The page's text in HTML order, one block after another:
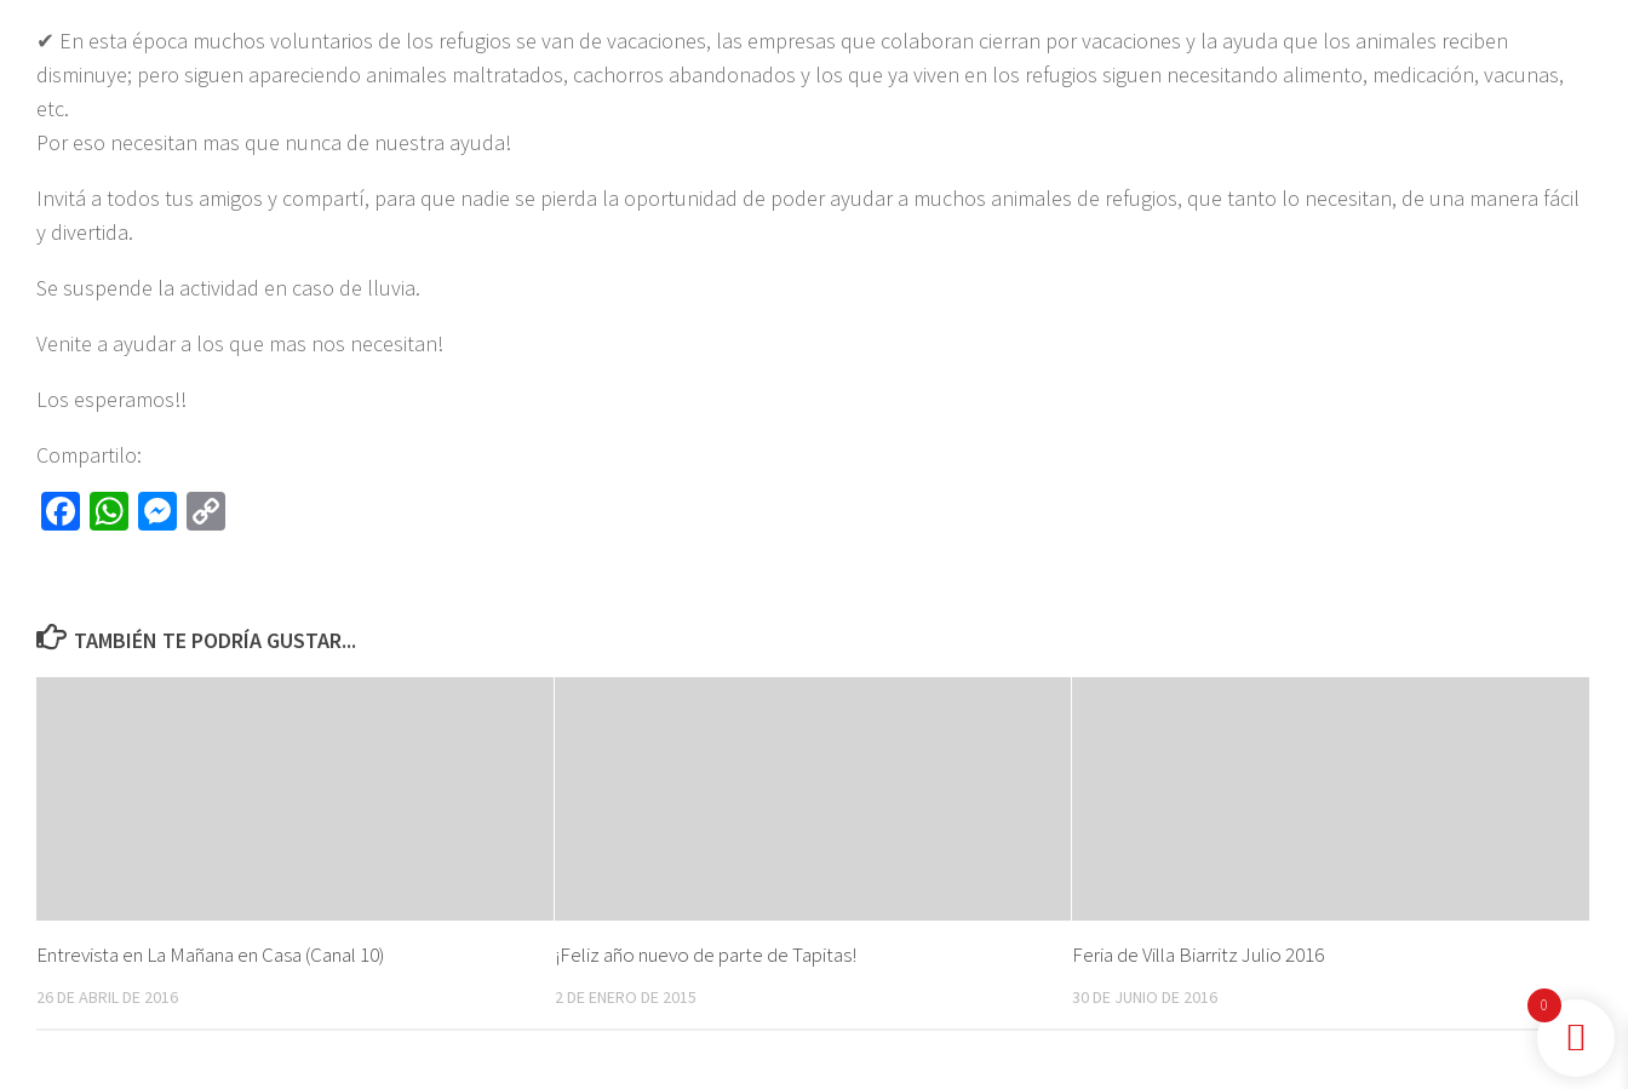
✔ En esta época muchos voluntarios de los refugios se van de vacaciones, las empresas que colaboran cierran por vacaciones y la ayuda que los animales reciben
disminuye; pero siguen apareciendo animales maltratados, cachorros abandonados y los que ya viven en los refugios siguen necesitando alimento, medicación, vacunas,
etc.
Por eso necesitan mas que nunca de nuestra ayuda!
Invitá a todos tus amigos y compartí, para que nadie se pierda la oportunidad de poder ayudar a muchos animales de refugios, que tanto lo necesitan, de una manera fácil
y divertida.
Se suspende la actividad en caso de lluvia.
Venite a ayudar a los que mas nos necesitan!
Los esperamos!!
Compartilo:
Fa
o
ok
W
sA
p
M
n
ge
Li
nk
TAMBIÉN TE PODRÍA GUSTAR...
Entrevista en La Mañana en Casa (Canal 10)
26 DE ABRIL DE 2016
¡Feliz año nuevo de parte de Tapitas!
2 DE ENERO DE 2015
Feria de Villa Biarritz Julio 2016
30 DE JUNIO DE 2016 0